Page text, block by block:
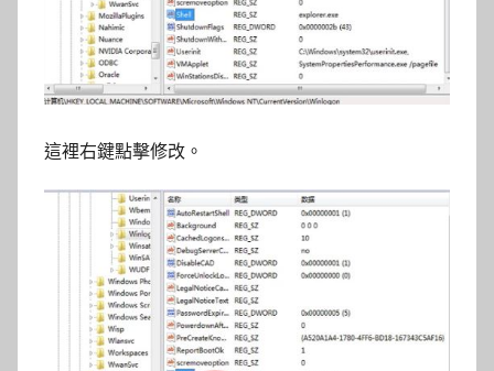
這裡右鍵點擊修改。